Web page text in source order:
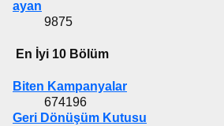
ayan
9875
En İyi 10 Bölüm
Biten Kampanyalar
674196
Geri Dönüşüm Kutusu